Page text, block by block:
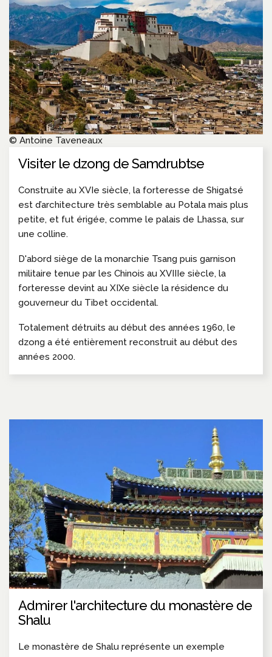
Visiter le dzong de Samdrubtse
Construite au XVIe siècle, la forteresse de Shigatsé
est d’architecture très semblable au Potala mais plus
petite, et fut érigée, comme le palais de Lhassa, sur
une colline.
D'abord siège de la monarchie Tsang puis garnison
militaire tenue par les Chinois au XVIIIe siècle, la
forteresse devint au XIXe siècle la résidence du
gouverneur du Tibet occidental.
Totalement détruits au début des années 1960, le
dzong a été entièrement reconstruit au début des
années 2000.
© Antoine Taveneaux
Admirer l'architecture du monastère de
Shalu
Le monastère de Shalu représente un exemple